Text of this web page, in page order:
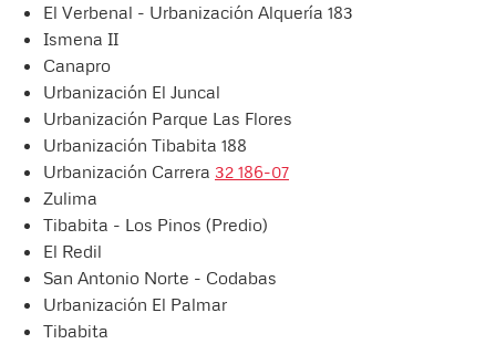
El Verbenal - Urbanización Alquería 183
Ismena II
Canapro
Urbanización El Juncal
Urbanización Parque Las Flores
Urbanización Tibabita 188
Urbanización Carrera 32 186-07
Zulima
Tibabita - Los Pinos (Predio)
El Redil
San Antonio Norte - Codabas
Urbanización El Palmar
Tibabita